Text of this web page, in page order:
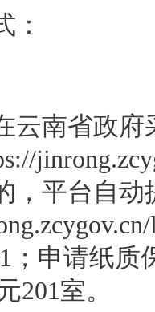
：
云南省政
，平台自
；申请纸
201室。